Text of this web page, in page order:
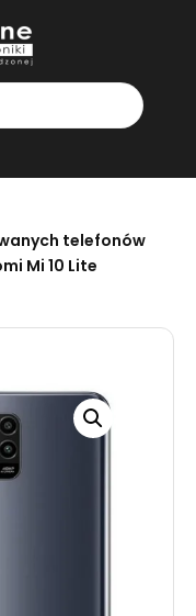
telefonów
Mi 10 Lite